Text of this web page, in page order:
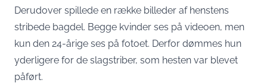
Derudover spillede en række billeder af henstens
stribede bagdel. Begge kvinder ses på videoen, men
kun den 24-årige ses på fotoet. Derfor dømmes hun
yderligere for de slagstriber, som hesten var blevet
påført.